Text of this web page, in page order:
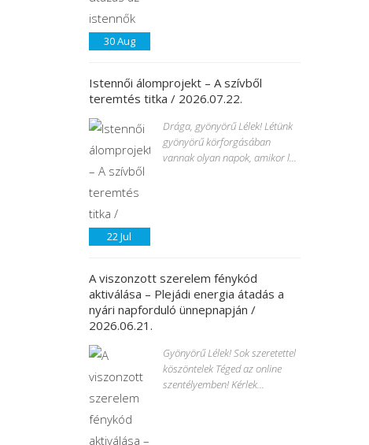
30Aug
Istennői álomprojekt – A szívből
teremtés titka / 2026.07.22.
22Jul
Drága, gyönyörű Lélek! Létünk
gyönyörű körforgásában
vannak olyan napok, amikor l...
A viszonzott szerelem fénykód
aktiválása – Plejádi energia átadás a
nyári napforduló ünnepnapján /
2026.06.21.
Gyönyörű Lélek! Sok szeretettel
köszöntelek Téged az online
szentélyemben! Kérlek...